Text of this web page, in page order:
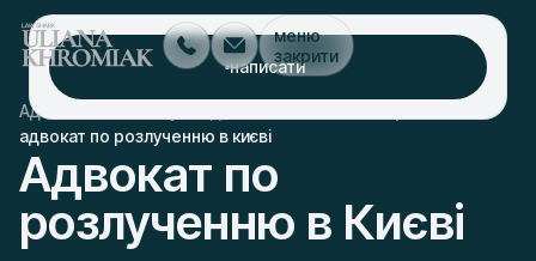
меню
закрити
написати
Адвокат Київ
адвокат по розлученню в києві
Адвокат по
розлученню в Києві